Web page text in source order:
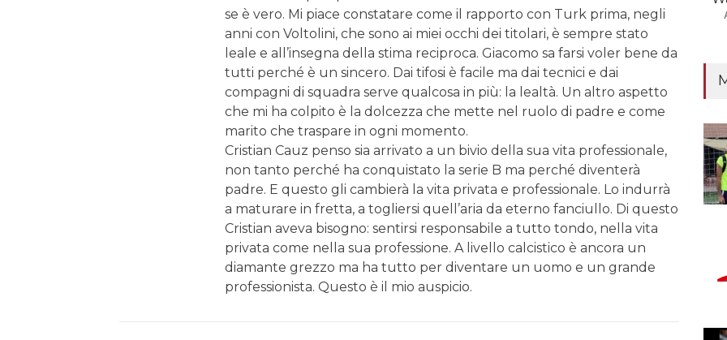
se è vero. Mi piace constatare come il rapporto con Turk prima, negli
anni con Voltolini, che sono ai miei occhi dei titolari, è sempre stato
leale e all’insegna della stima reciproca. Giacomo sa farsi voler bene da
tutti perché è un sincero. Dai tifosi è facile ma dai tecnici e dai
compagni di squadra serve qualcosa in più: la lealtà. Un altro aspetto
che mi ha colpito è la dolcezza che mette nel ruolo di padre e come
marito che traspare in ogni momento.
Cristian Cauz penso sia arrivato a un bivio della sua vita professionale,
non tanto perché ha conquistato la serie B ma perché diventerà
padre. E questo gli cambierà la vita privata e professionale. Lo indurrà
a maturare in fretta, a togliersi quell’aria da eterno fanciullo. Di questo
Cristian aveva bisogno: sentirsi responsabile a tutto tondo, nella vita
privata come nella sua professione. A livello calcistico è ancora un
diamante grezzo ma ha tutto per diventare un uomo e un grande
professionista. Questo è il mio auspicio.